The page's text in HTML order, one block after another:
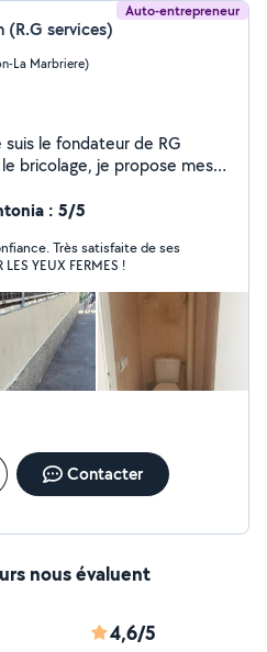
Auto-entrepreneur
(R.G services)
La Marbriere)
le fondateur de RG
bricolage, je propose mes
petits travaux de
et
un travail soigné,
soyez un particulier ou un
disposition pour vous
à vos besoins.
pour un devis ou pour
: 5/5
de ses
LES YEUX FERMES !
Contacter
nous évaluent
4,6/5